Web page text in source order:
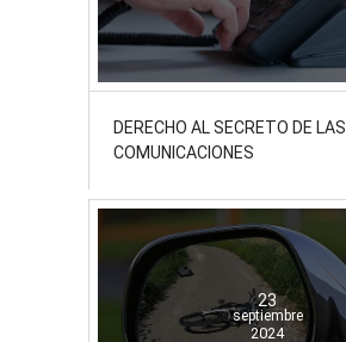
DERECHO AL SECRETO DE LAS
COMUNICACIONES
23
septiembre
2024